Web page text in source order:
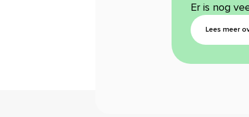
Er is nog
Lees meer